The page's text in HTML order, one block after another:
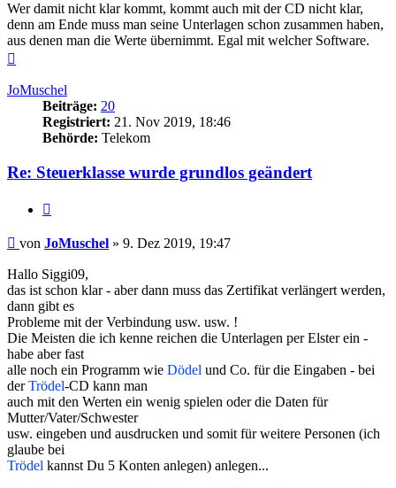
Wer damit nicht klar kommt, kommt auch mit der CD nicht klar,
denn am Ende muss man seine Unterlagen schon zusammen haben,
aus denen man die Werte übernimmt. Egal mit welcher Software.
JoMuschel
Beiträge: 20
Registriert: 21. Nov 2019, 18:46
Behörde: Telekom
Re: Steuerklasse wurde grundlos geändert
Beitrag
von JoMuschel » 9. Dez 2019, 19:47
Hallo Siggi09,
das ist schon klar - aber dann muss das Zertifikat verlängert werden,
dann gibt es
Probleme mit der Verbindung usw. usw. !
Die Meisten die ich kenne reichen die Unterlagen per Elster ein -
habe aber fast
alle noch ein Programm wie Dödel und Co. für die Eingaben - bei
derTrödel-CD kann man
auch mit den Werten ein wenig spielen oder die Daten für
Mutter/Vater/Schwester
usw. eingeben und ausdrucken und somit für weitere Personen (ich
glaube bei
Trödel kannst Du 5 Konten anlegen) anlegen...